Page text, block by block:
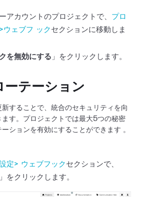
アカウントのプロジェクトで、 プロ
ウェブフ
ック セクションに移動しま
を無効にする 」をクリックします。
ーテーション
することで、統合のセキュリティを向
す。プロジェクトでは最大5つの秘密
ションを有効にすることができます 。
定> ウェブフック セクションで、
」をクリックします。